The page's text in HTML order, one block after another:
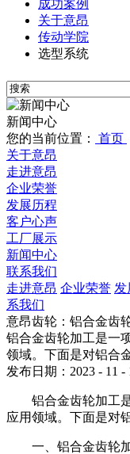
成功案例
关于意昂
传动学院
选型系统
新闻中心
您的当前位置：
首页
关于意昂
走进意昂
企业荣誉
发展历程
客户心声
工厂展示
新闻中心
联系我们
走进意昂 企业荣誉 发
系我们
意昂齿轮：铝合金齿
铝合金齿轮加工是一
领域。下面是对铝合
发布日期：2023 - 11 -
铝合金齿轮加工
应用领域。下面是对
一、 铝合金齿轮